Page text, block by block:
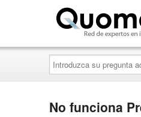
Introduzca
su
pregunta
aquí...
No funciona